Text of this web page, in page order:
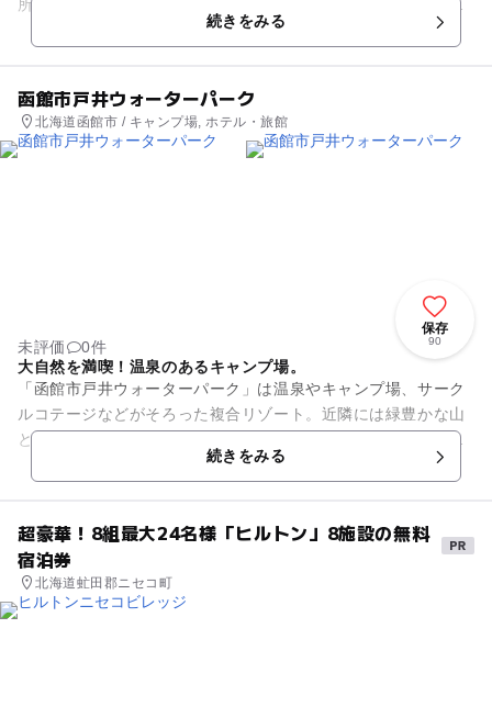
所などがあり、家族で楽しめる道の駅です。デジタルプラネタ
リウムでは、迫力のある３Ｄ...続きをみる
函館市戸井ウォーターパーク
北海道函館市 / キャンプ場, ホテル・旅館
保存
90
未評価
0件
大自然を満喫！温泉のあるキャンプ場。
「函館市戸井ウォーターパーク」は温泉やキャンプ場、サーク
ルコテージなどがそろった複合リゾート。近隣には緑豊かな山
と美しい川があり、大自然と存分にふれあうことができます。
宿泊でも日帰りでも楽し...続きをみる
超豪華！8組最大24名様「ヒルトン」8施設の無料
宿泊券
北海道虻田郡ニセコ町